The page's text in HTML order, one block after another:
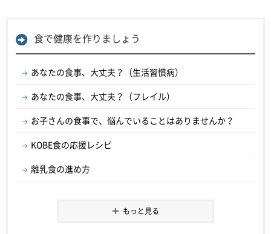
食で健康を作りましょう
あなたの食事、大丈夫？（生活習慣病）
あなたの食事、大丈夫？（フレイル）
お子さんの食事で、悩んでいることはありませんか？
KOBE食の応援レシピ
離乳食の進め方
もっと見る